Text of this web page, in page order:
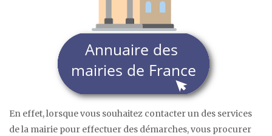
En effet, lorsque vous souhaitez contacter un des services
de la mairie pour effectuer des démarches, vous procurer